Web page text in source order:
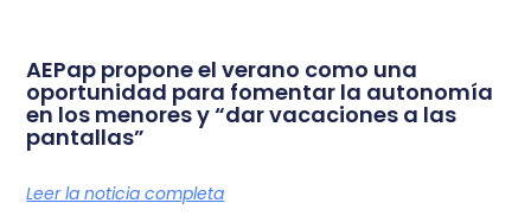
AEPap propone el verano como una
oportunidad para fomentar la autonomía
en los menores y “dar vacaciones a las
pantallas”
Leer la noticia completa